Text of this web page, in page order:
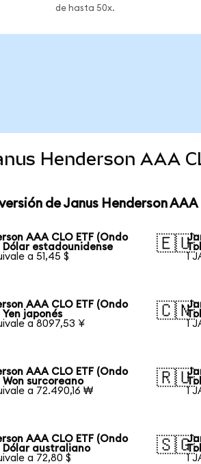
de hasta 50x.
Henderson AAA
de Janus Henderson AAA
AAA CLO ETF (Ondo
Dólar estadounidense
a 51,45 $
🇪🇺
1
AAA CLO ETF (Ondo
japonés
a 8097,53 ¥
🇨🇳
1
AAA CLO ETF (Ondo
Won surcoreano
a 72.490,16 ₩
🇷🇺
1
AAA CLO ETF (Ondo
Dólar australiano
a 72,80 $
🇸🇬
1